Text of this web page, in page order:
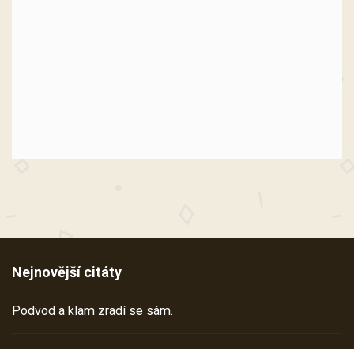
Nejnovější citáty
Podvod a klam zradí se sám.